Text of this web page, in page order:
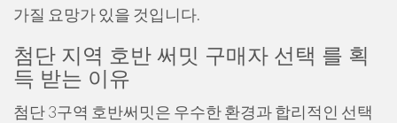
가질 요망가 있을 것입니다.
첨단 지역 호반 써밋 구매자 선택 를 획
득 받는 이유
첨단 3구역 호반써밋은 우수한 환경과 합리적인 선택